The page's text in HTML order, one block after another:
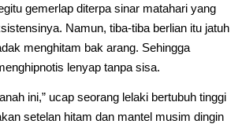
gemerlap diterpa sinar matahari yang
Namun, tiba-tiba berlian itu jatuh
menghitam bak arang. Sehingga
lenyap tanpa sisa.
ini,” ucap seorang lelaki bertubuh tinggi
setelan hitam dan mantel musim dingin